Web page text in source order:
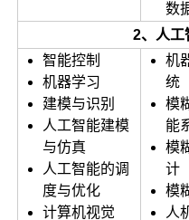
数
2、人工
智能控制
机器学习
建模与识别
人工智能建模
与仿真
人工智能的调
度与优化
计算机视觉
机
统
模
能
模
计
模
人